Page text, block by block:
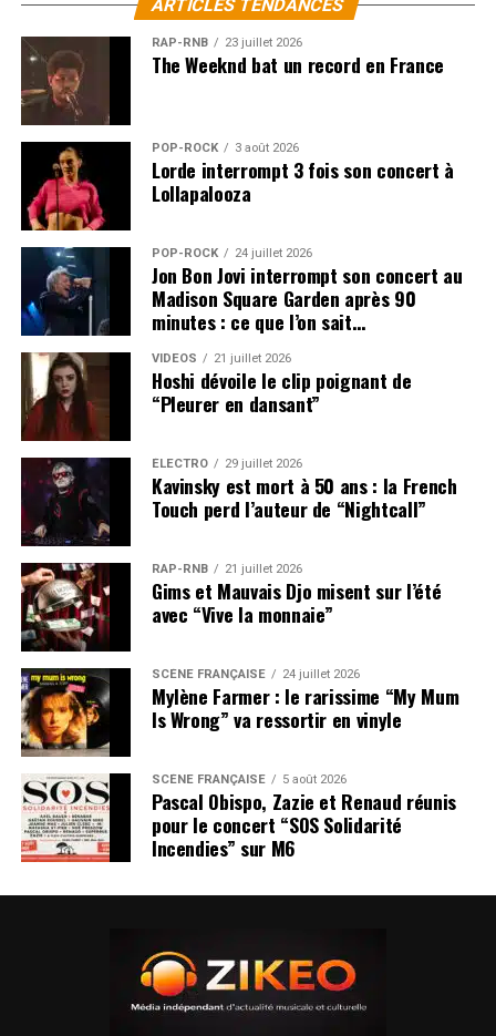
ARTICLES TENDANCES
RAP-RNB 23 juillet 2026
The Weeknd bat un record en France
POP-ROCK 3 août 2026
Lorde interrompt 3 fois son concert à
Lollapalooza
POP-ROCK 24 juillet 2026
Jon Bon Jovi interrompt son concert au
Madison Square Garden après 90
minutes : ce que l’on sait…
VIDEOS 21 juillet 2026
Hoshi dévoile le clip poignant de
“Pleurer en dansant”
ÉLECTRO 29 juillet 2026
Kavinsky est mort à 50 ans : la French
Touch perd l’auteur de “Nightcall”
RAP-RNB 21 juillet 2026
Gims et Mauvais Djo misent sur l’été
avec “Vive la monnaie”
SCÈNE FRANÇAISE 24 juillet 2026
Mylène Farmer : le rarissime “My Mum
Is Wrong” va ressortir en vinyle
SCÈNE FRANÇAISE 5 août 2026
Pascal Obispo, Zazie et Renaud réunis
pour le concert “SOS Solidarité
Incendies” sur M6